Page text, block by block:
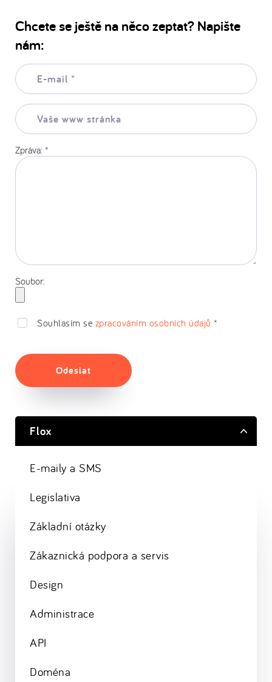
Chcete se ještě na něco zeptat? Napište
nám:
E-
mail:
Vaše
www
stránka:
Zpráva: *
Soubor:
Souhlasím se zpracováním osobních údajů *
Odeslat
Flox
E-maily a SMS
Legislativa
Základní otázky
Zákaznická podpora a servis
Design
Administrace
API
Doména